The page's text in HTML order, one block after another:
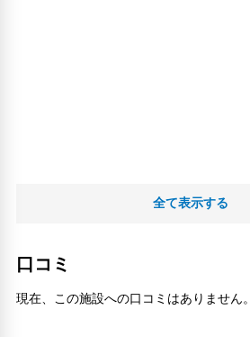
全て表示する
口コミ
現在、この施設への口コミはありません。